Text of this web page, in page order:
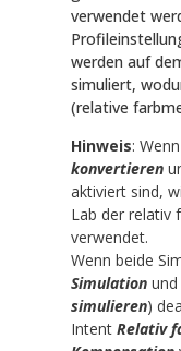
verwendet
werden auf
simuliert,
(relative
Hinweis:
konvertieren
aktiviert sind,
Lab der relativ
verwendet.
Wenn beide
Simulationund
simulieren)
Intent Relativ